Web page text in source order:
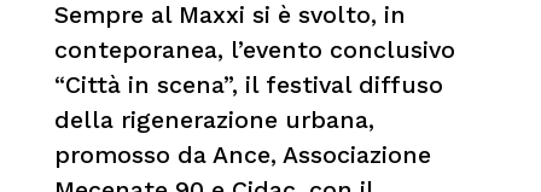
Sempre al Maxxi si è svolto, in
conteporanea, l’evento conclusivo
“Città in scena”, il festival diffuso
della rigenerazione urbana,
promosso da Ance, Associazione